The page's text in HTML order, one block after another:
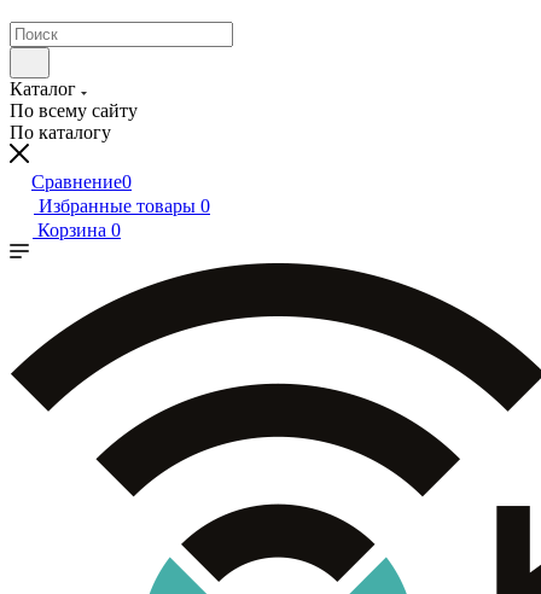
Каталог
По всему сайту
По каталогу
Сравнение0
Избранные товары 0
Корзина 0